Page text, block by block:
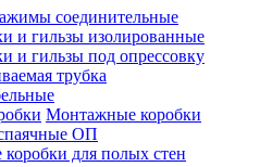
соединительные
и гильзы изолированные
и гильзы под опрессовку
трубка
Монтажные коробки
ОП
для полых стен